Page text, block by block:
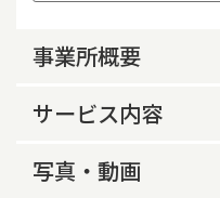
事業所概要
事業所概要
あり
サービス内容
サービス内容
写真・動画